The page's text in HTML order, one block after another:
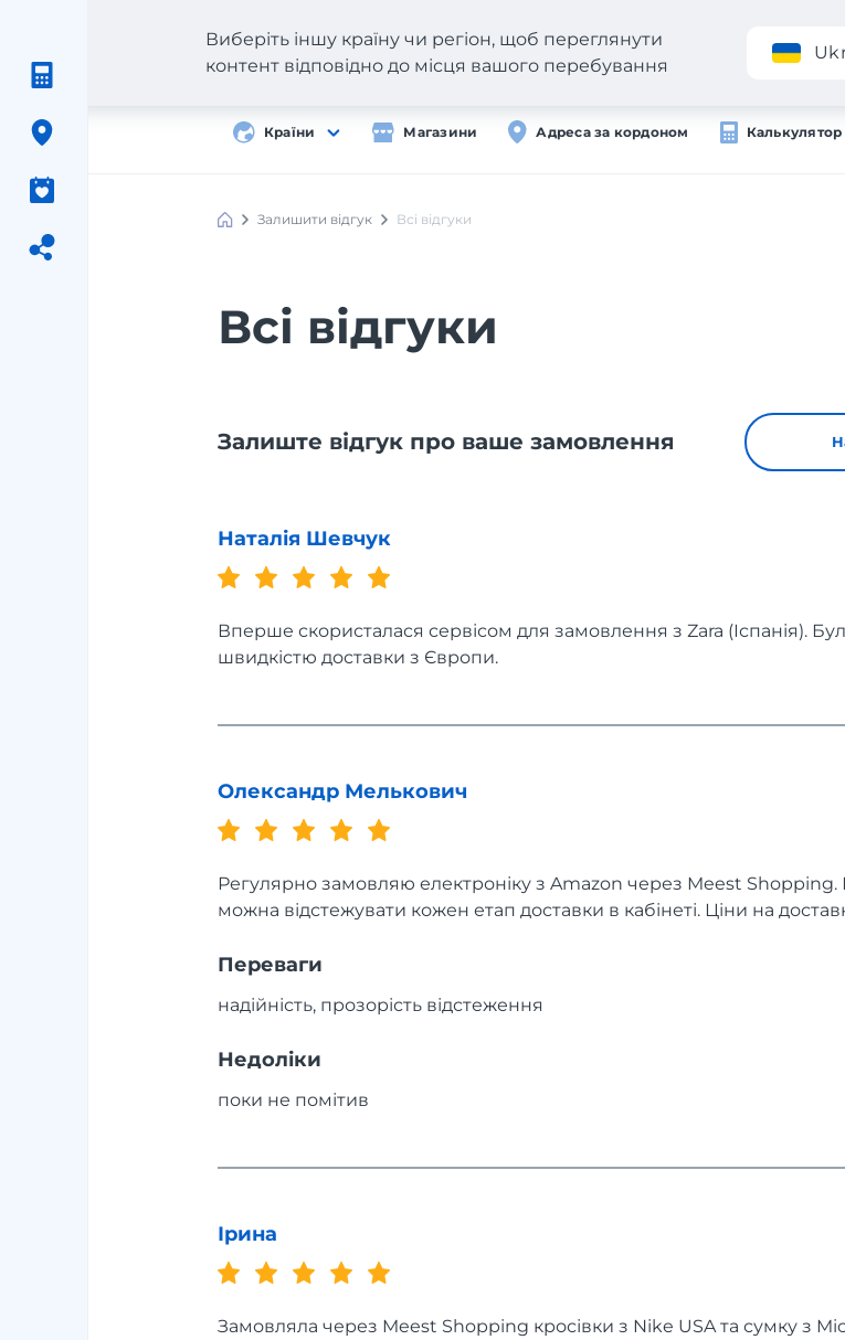
Країни Магазини Адреса за кордоном Калькулятор
Виберіть іншу країну чи регіон, щоб переглянути
контент відповідно до місця вашого перебування
Залишити відгук Всі відгуки
Всі відгуки
Залиште відгук про ваше замовлення
Наталія Шевчук
Вперше скористалася сервісом для замовлення з Zara (Іспанія).
швидкістю доставки з Європи.
Олександр Мелькович
Регулярно замовляю електроніку з Amazon через Meest
можна відстежувати кожен етап доставки в кабінеті. Ціни на
Переваги
надійність, прозорість відстеження
Недоліки
поки не помітив
Ірина
Замовляла через Meest Shopping кросівки з Nike USA та сумку з